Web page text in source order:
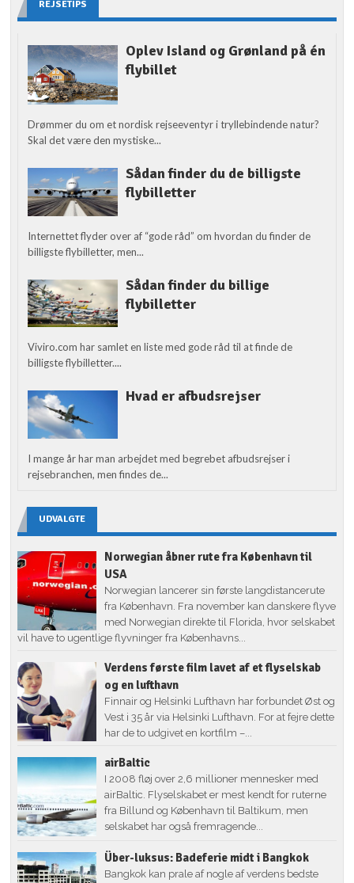
REJSETIPS
Oplev Island og Grønland på én
flybillet
Drømmer du om et nordisk rejseeventyr i tryllebindende natur?
Skal det være den mystiske...
Sådan finder du de billigste
flybilletter
Internettet flyder over af “gode råd” om hvordan du finder de
billigste flybilletter, men...
Sådan finder du billige
flybilletter
Viviro.com har samlet en liste med gode råd til at finde de
billigste flybilletter....
Hvad er afbudsrejser
I mange år har man arbejdet med begrebet afbudsrejser i
rejsebranchen, men findes de...
UDVALGTE
Norwegian åbner rute fra København til
USA
Norwegian lancerer sin første langdistancerute
fra København. Fra november kan danskere flyve
med Norwegian direkte til Florida, hvor selskabet
vil have to ugentlige flyvninger fra Københavns...
Verdens første film lavet af et flyselskab
og en lufthavn
Finnair og Helsinki Lufthavn har forbundet Øst og
Vest i 35 år via Helsinki Lufthavn. For at fejre dette
har de to udgivet en kortfilm –...
airBaltic
I 2008 fløj over 2,6 millioner mennesker med
airBaltic. Flyselskabet er mest kendt for ruterne
fra Billund og København til Baltikum, men
selskabet har også fremragende...
Über-luksus: Badeferie midt i Bangkok
Bangkok kan prale af nogle af verdens bedste